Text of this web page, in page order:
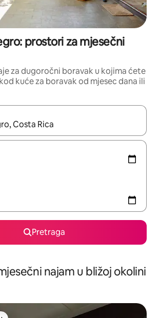
prostori za mjesečni
za dugoročni boravak u kojima ćete
kuće za boravak od mjesec dana ili
dostupni, možete da se krećete kroz njih
Pretraga
najam u bližoj okolini